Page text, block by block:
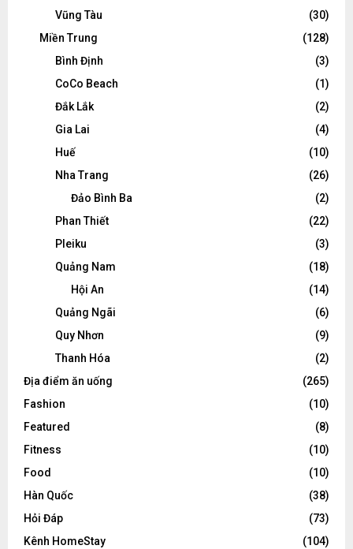
Vũng Tàu
(30)
Miền Trung
(128)
Bình Định
(3)
CoCo Beach
(1)
Đắk Lắk
(2)
Gia Lai
(4)
Huế
(10)
Nha Trang
(26)
Đảo Bình Ba
(2)
Phan Thiết
(22)
Pleiku
(3)
Quảng Nam
(18)
Hội An
(14)
Quảng Ngãi
(6)
Quy Nhơn
(9)
Thanh Hóa
(2)
Địa điểm ăn uống
(265)
Fashion
(10)
Featured
(8)
Fitness
(10)
Food
(10)
Hàn Quốc
(38)
Hỏi Đáp
(73)
Kênh HomeStay
(104)